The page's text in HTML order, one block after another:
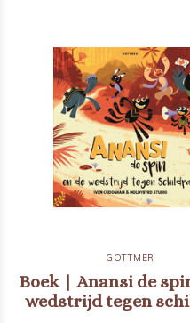
GOTTMER
Boek | Anansi de
wedstrijd tegen